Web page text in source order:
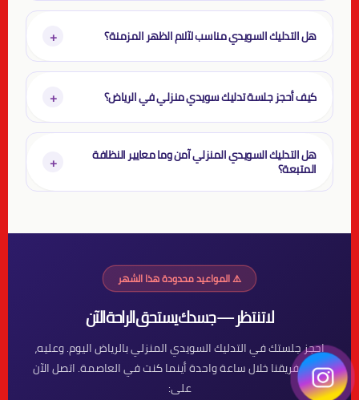
هل التدليك السويدي مناسب لآلام الظهر المزمنة؟ +
كيف أحجز جلسة تدليك سويدي منزلي في الرياض؟ +
هل التدليك السويدي المنزلي آمن وما معايير النظافة
المتبعة؟ +
⚠️ المواعيد محدودة هذا الشهر
لا تنتظر — جسدك يستحق الراحة الآن
احجز جلستك في التدليك السويدي المنزلي بالرياض اليوم. وعليه،
يصلك فريقنا خلال ساعة واحدة أينما كنت في العاصمة. اتصل الآن
على: